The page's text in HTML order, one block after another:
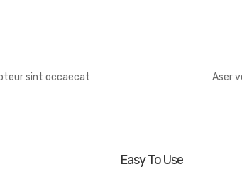
sint occaecat
Aser
Easy To Use